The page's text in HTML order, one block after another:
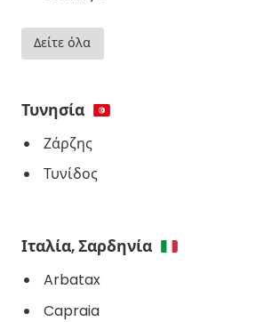
Δείτε όλα
Τυνησία
Ζάρζης
Τυνίδος
Ιταλία, Σαρδηνία
Arbatax
Capraia